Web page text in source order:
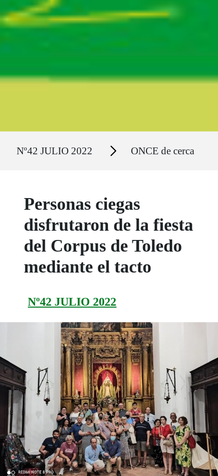
Nº42 JULIO 2022 Secciones ONCE de cerca
Personas ciegas
disfrutaron de la fiesta
del Corpus de Toledo
mediante el tacto
Nº42 JULIO 2022